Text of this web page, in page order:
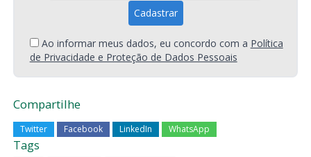
Ao informar meus dados, eu concordo com a Política
de Privacidade e Proteção de Dados Pessoais
Compartilhe
Twitter Facebook LinkedIn WhatsApp
Tags